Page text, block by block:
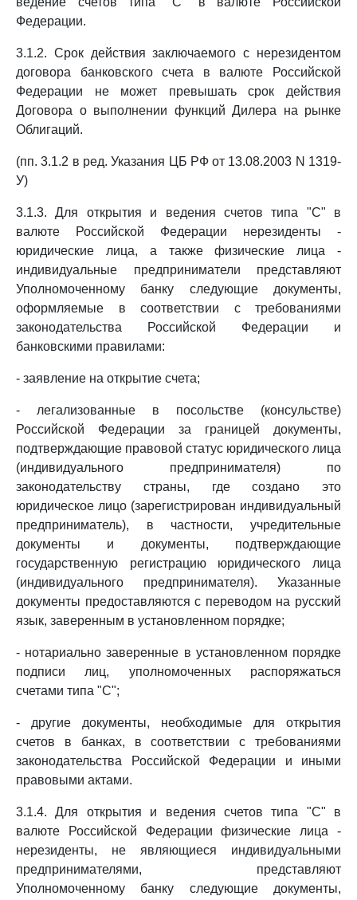
Федерации.
3.1.2. Срок действия заключаемого с нерезидентом
договора банковского счета в валюте Российской
Федерации не может превышать срок действия
Договора о выполнении функций Дилера на рынке
Облигаций.
(пп. 3.1.2 в ред. Указания ЦБ РФ от 13.08.2003 N 1319-
У)
3.1.3. Для открытия и ведения счетов типа "С" в
валюте Российской Федерации нерезиденты -
юридические лица, а также физические лица -
индивидуальные предприниматели представляют
Уполномоченному банку следующие документы,
оформляемые в соответствии с требованиями
законодательства Российской Федерации и
банковскими правилами:
- заявление на открытие счета;
- легализованные в посольстве (консульстве)
Российской Федерации за границей документы,
подтверждающие правовой статус юридического лица
(индивидуального предпринимателя) по
законодательству страны, где создано это
юридическое лицо (зарегистрирован индивидуальный
предприниматель), в частности, учредительные
документы и документы, подтверждающие
государственную регистрацию юридического лица
(индивидуального предпринимателя). Указанные
документы предоставляются с переводом на русский
язык, заверенным в установленном порядке;
- нотариально заверенные в установленном порядке
подписи лиц, уполномоченных распоряжаться
счетами типа "С";
- другие документы, необходимые для открытия
счетов в банках, в соответствии с требованиями
законодательства Российской Федерации и иными
правовыми актами.
3.1.4. Для открытия и ведения счетов типа "С" в
валюте Российской Федерации физические лица -
нерезиденты, не являющиеся индивидуальными
предпринимателями, представляют
Уполномоченному банку следующие документы,